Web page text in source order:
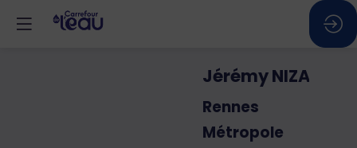
JérémyNIZAN
Rennes
Métropole